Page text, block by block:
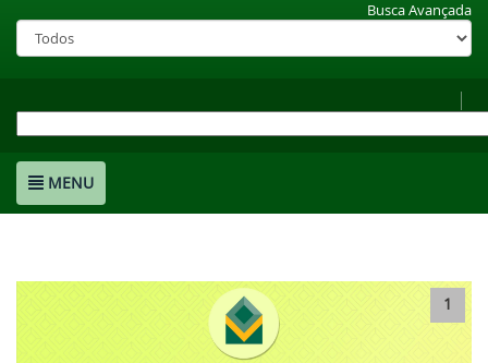
Busca Avançada
MENU
1